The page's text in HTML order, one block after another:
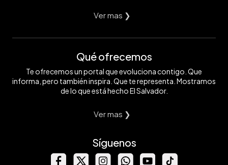
Ver mas ❯
Qué ofrecemos
Te ofrecemos un portal que evoluciona contigo. Que
informa, pero también inspira. Que te representa. Mostramos
de lo que está hecho El Salvador.
Ver mas ❯
Síguenos